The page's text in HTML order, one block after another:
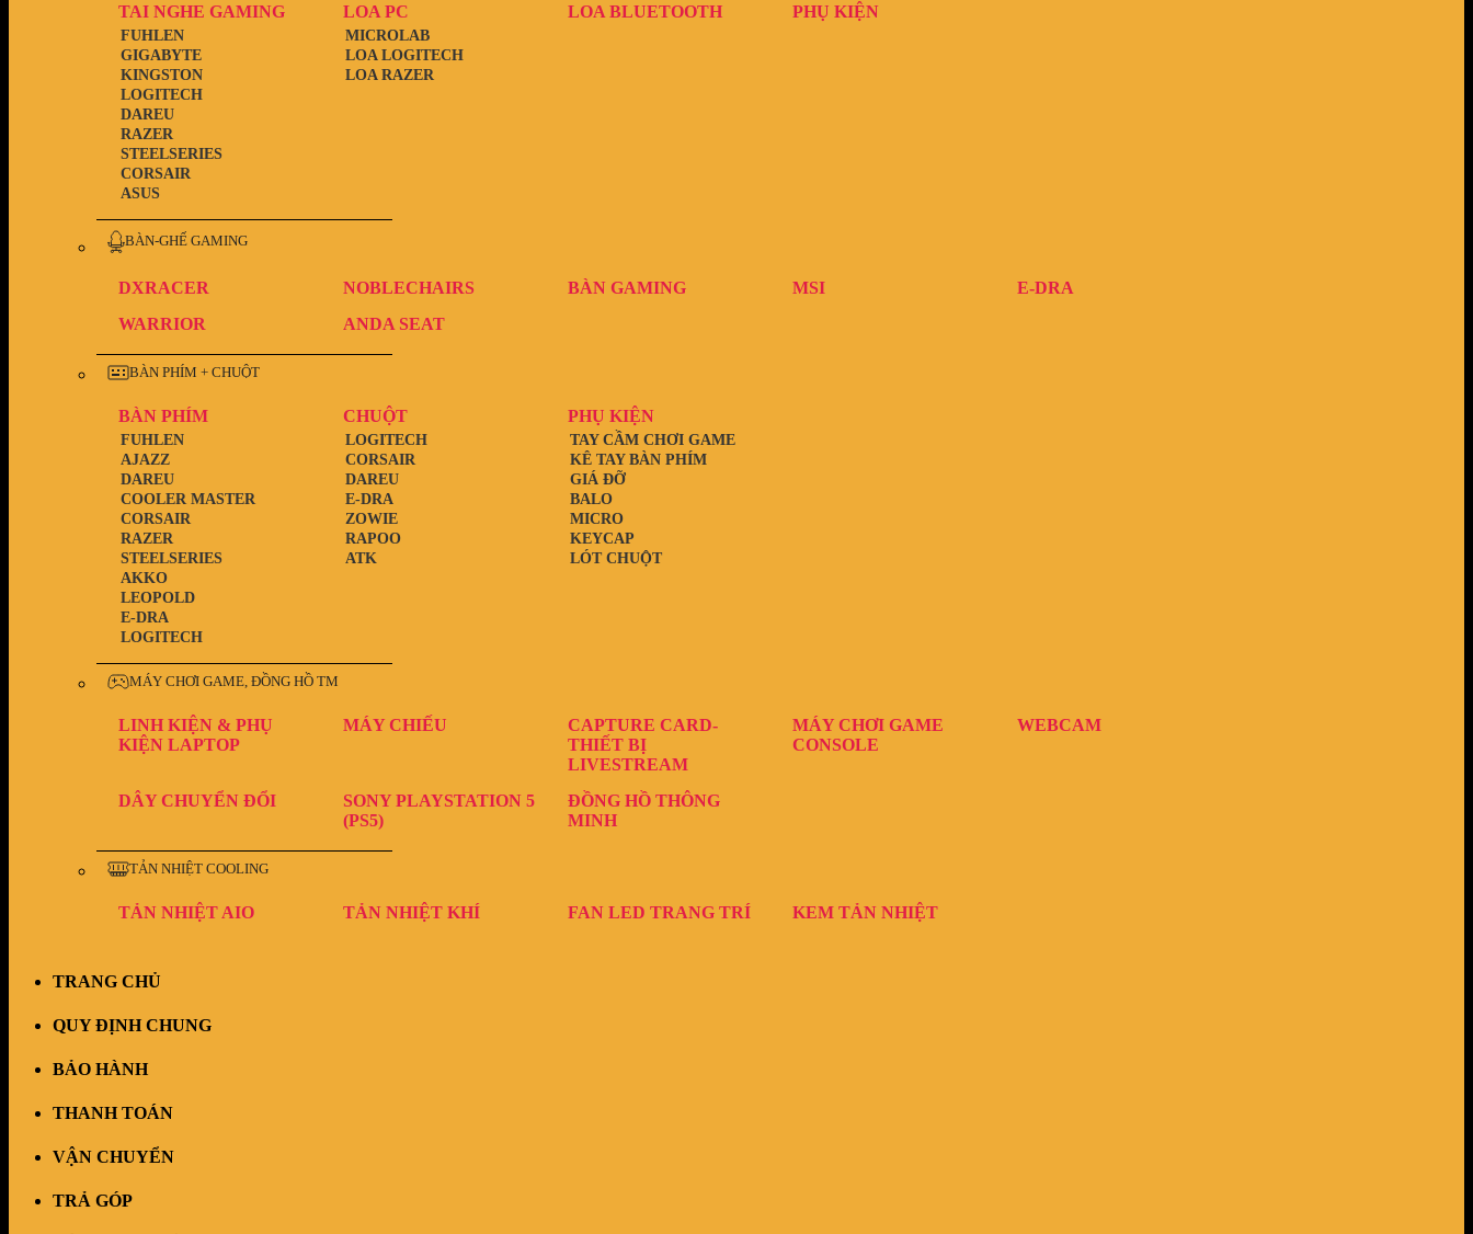
TAI NGHE GAMING
ASUS
CORSAIR
STEELSERIES
RAZER
DAREU
LOGITECH
KINGSTON
GIGABYTE
FUHLEN
LOA PC
LOA RAZER
LOA LOGITECH
MICROLAB
LOA BLUETOOTH PHỤ KIỆN
BÀN-GHẾ GAMING
DXRACER NOBLECHAIRS BÀN GAMING MSI
E-DRA
WARRIOR
ANDA SEAT
BÀN PHÍM + CHUỘT
BÀN PHÍM
LOGITECH
E-DRA
LEOPOLD
AKKO
STEELSERIES
RAZER
CORSAIR
COOLER MASTER
DAREU
AJAZZ
FUHLEN
CHUỘT
ATK
RAPOO
ZOWIE
E-DRA
DAREU
CORSAIR
LOGITECH
PHỤ KIỆN
LÓT CHUỘT
KEYCAP
MICRO
BALO
GIÁ ĐỠ
KÊ TAY BÀN PHÍM
TAY CẦM CHƠI GAME
MÁY CHƠI GAME, ĐỒNG HỒ TM
LINH KIỆN & PHỤ
KIỆN LAPTOP
MÁY CHIẾU
CAPTURE CARD-
THIẾT BỊ
LIVESTREAM
MÁY CHƠI GAME
CONSOLE
WEBCAM
DÂY CHUYỂN ĐỔI
SONY PLAYSTATION 5
(PS5)
ĐỒNG HỒ THÔNG
MINH
TẢN NHIỆT COOLING
TẢN NHIỆT AIO TẢN NHIỆT KHÍ FAN LED TRANG TRÍ KEM TẢN NHIỆT
TRANG CHỦ
QUY ĐỊNH CHUNG
BẢO HÀNH
THANH TOÁN
VẬN CHUYỂN
TRẢ GÓP